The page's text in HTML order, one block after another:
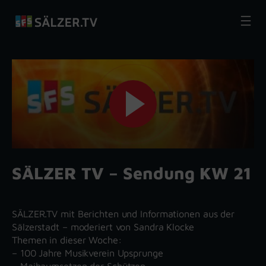
Inhalt
SÄLZER TV – Sendung KW 21
SÄLZER.TV mit Berichten und Informationen aus der
Sälzerstadt – moderiert von Sandra Klocke
Themen in dieser Woche:
– 100 Jahre Musikverein Upsprunge